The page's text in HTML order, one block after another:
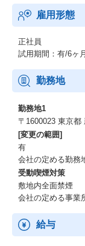
を学校に行かせる
アジア人を支援す
・東京/インドネシ
ートアップ。グロ
・年間260%急成
大手含む500社以
＊入社後半年以内
（日本語学校見学
実績に応じた評価
・賞与あり：
(1)目標達成率に対
個人のアポ設定数
+2万円/月〜努力
グループのアポ設
成で+2万円/月〜
雇用形態
正社員
試用期間：有/6ヶ月
勤務地
勤務地1
〒1600023 東京都
[変更の範囲]
有
会社の定める勤務
受動喫煙対策
敷地内全面禁煙
会社の定める事業
給与